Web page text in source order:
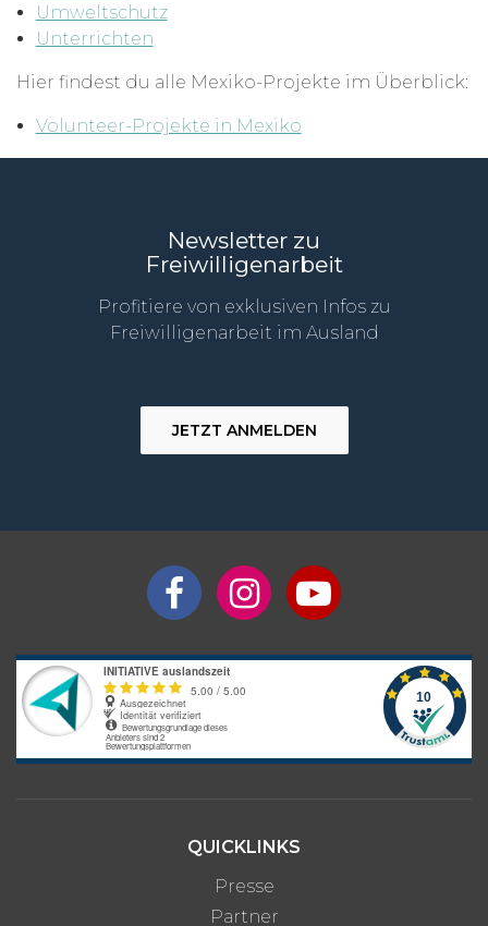
Umweltschutz
Unterrichten
Hier findest du alle Mexiko-Projekte im Überblick:
Volunteer-Projekte in Mexiko
Newsletter zu
Freiwilligenarbeit
Profitiere von exklusiven Infos zu
Freiwilligenarbeit im Ausland
JETZT ANMELDEN
QUICKLINKS
Presse
Partner